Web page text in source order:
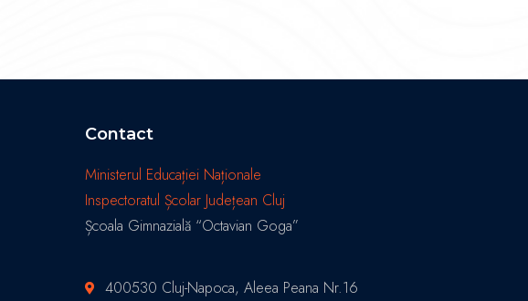
Contact
Ministerul Educației Naționale
Inspectoratul Școlar Județean Cluj
Școala Gimnazială “Octavian Goga”
400530 Cluj-Napoca, Aleea Peana Nr.16